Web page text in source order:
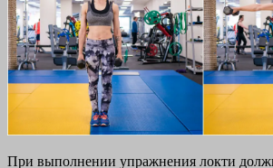
При выполнении упражнения локти